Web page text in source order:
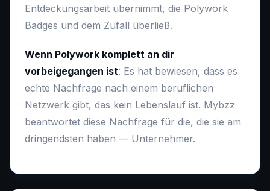
Entdeckungsarbeit übernimmt, die Polywork
Badges und dem Zufall überließ.
Wenn Polywork komplett an dir
vorbeigegangen ist: Es hat bewiesen, dass es
echte Nachfrage nach einem beruflichen
Netzwerk gibt, das kein Lebenslauf ist. Mybzz
beantwortet diese Nachfrage für die, die sie am
dringendsten haben — Unternehmer.